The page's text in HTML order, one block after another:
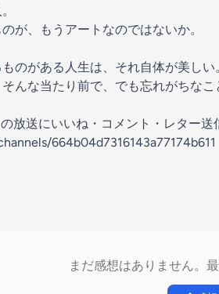
が、もうアートなのではないか。
のがある人生は、それ自体が美しい
んな当たり前で、でも忘れがちなこ
放送にいいね・コメント・レター送
664b04d7316143a77174b611
まだ感想はありません。